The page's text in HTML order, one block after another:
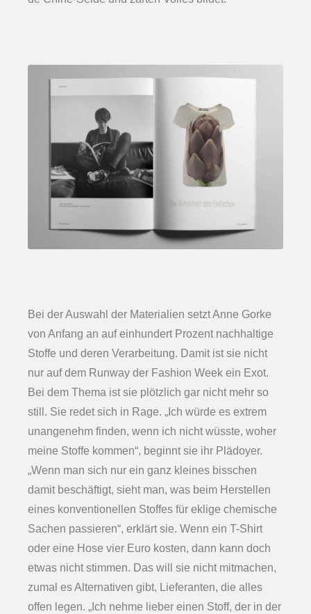
Bei der Auswahl der Materialien setzt Anne Gorke
von Anfang an auf einhundert Prozent nachhaltige
Stoffe und deren Verarbeitung. Damit ist sie nicht
nur auf dem Runway der Fashion Week ein Exot.
Bei dem Thema ist sie plötzlich gar nicht mehr so
still. Sie redet sich in Rage. „Ich würde es extrem
unangenehm finden, wenn ich nicht wüsste, woher
meine Stoffe kommen“, beginnt sie ihr Plädoyer.
„Wenn man sich nur ein ganz kleines bisschen
damit beschäftigt, sieht man, was beim Herstellen
eines konventionellen Stoffes für eklige chemische
Sachen passieren“, erklärt sie. Wenn ein T-Shirt
oder eine Hose vier Euro kosten, dann kann doch
etwas nicht stimmen. Das will sie nicht mitmachen,
zumal es Alternativen gibt, Lieferanten, die alles
offen legen. „Ich nehme lieber einen Stoff, der in der